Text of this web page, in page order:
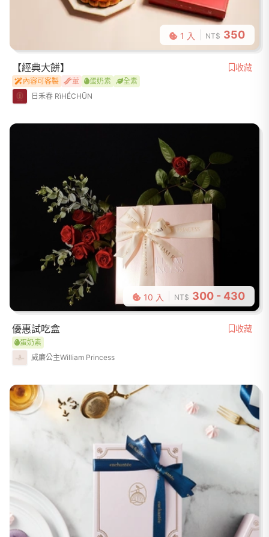
1 入 NT$ 350
【經典大餅】 收藏
內容可客製 葷 蛋奶素
全素
日禾春 RìHÉCHŪN
10 入 NT$ 300 - 430
優惠試吃盒 收藏
蛋奶素
威廉公主William Princess